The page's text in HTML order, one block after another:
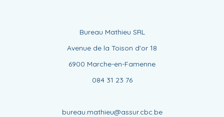
Bureau Mathieu SRL
Avenue de la Toison d'or 18
6900 Marche-en-Famenne
084 31 23 76
bureau.mathieu@assur.cbc.be